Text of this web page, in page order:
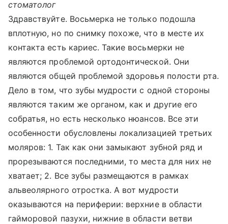
стоматолог
Здравствуйте. Восьмерка не только подошла
вплотную, но по снимку похоже, что в месте их
контакта есть кариес. Такие восьмерки не
являются проблемой ортодонтической. Они
являются общей проблемой здоровья полости рта.
Дело в том, что зубы мудрости с одной стороны
являются таким же органом, как и другие его
собратья, но есть несколько нюансов. Все эти
особенности обусловлены локализацией третьих
моляров: 1. Так как они замыкают зубной ряд и
прорезываются последними, то места для них не
хватает; 2. Все зубы размещаются в рамках
альвеолярного отростка. А вот мудрости
оказываются на периферии: верхние в области
гайморовой пазухи, нижние в области ветви